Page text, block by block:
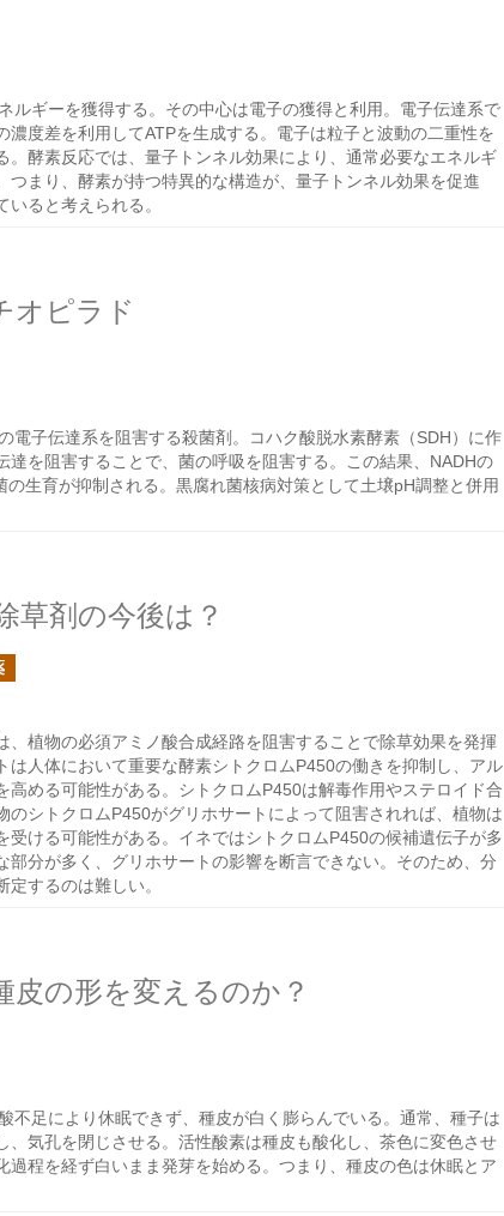
ルギーを獲得する。その中心は電子の獲得と利用。電子伝達系で
度差を利用してATPを生成する。電子は粒子と波動の二重性を
。酵素反応では、量子トンネル効果により、通常必要なエネルギ
つまり、酵素が持つ特異的な構造が、量子トンネル効果を促進
ると考えられる。
オピラド
電子伝達系を阻害する殺菌剤。コハク酸脱水素酵素（SDH）に作
達を阻害することで、菌の呼吸を阻害する。この結果、NADHの
生育が抑制される。黒腐れ菌核病対策として土壌pH調整と併用
草剤の今後は？
、植物の必須アミノ酸合成経路を阻害することで除草効果を発揮
は人体において重要な酵素シトクロムP450の働きを抑制し、アル
高める可能性がある。シトクロムP450は解毒作用やステロイド合
のシトクロムP450がグリホサートによって阻害されれば、植物は
ける可能性がある。イネではシトクロムP450の候補遺伝子が多
分が多く、グリホサートの影響を断言できない。そのため、分
するのは難しい。
皮の形を変えるのか？
不足により休眠できず、種皮が白く膨らんでいる。通常、種子は
、気孔を閉じさせる。活性酸素は種皮も酸化し、茶色に変色させ
過程を経ず白いまま発芽を始める。つまり、種皮の色は休眠とア